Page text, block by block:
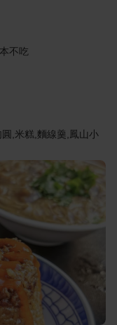
不吃
,米糕,麵線羹,鳳山小